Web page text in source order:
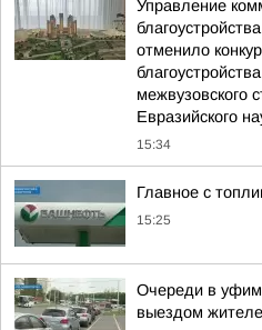
Управление
отменило
межвузовского
Евразийского
15:34
Главное с
15:25
Очереди в
выездом